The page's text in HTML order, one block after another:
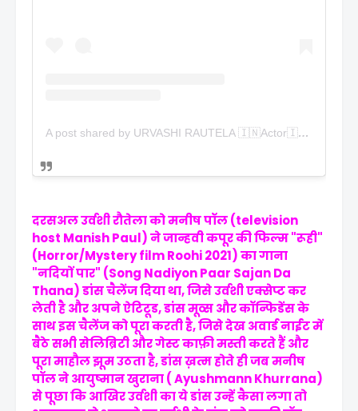
A post shared by URVASHI RAUTELA 🇮🇳Actor🇮🇳 (@urvashirautela)
दरसअल उर्वशी रौतेला को मनीष पॉल (television
host Manish Paul) ने जान्हवी कपूर की फिल्म "रूही"
(Horror/Mystery film Roohi 2021) का गाना
"नदियों पार" (Song Nadiyon Paar Sajan Da
Thana) डांस चैलेंज दिया था, जिसे उर्वशी एक्सेप्ट कर
लेती है और अपने ऐटिटूड, डांस मूव्स और कॉन्फिडेंस के
साथ इस चैलेंज को पूरा करती है, जिसे देख अवार्ड नाईट में
बैठे सभी सेलिब्रिटी और गेस्ट काफ़ी मस्ती करते हैं और
पूरा माहौल झूम उठता है, डांस ख़त्म होते ही जब मनीष
पॉल ने आयुष्मान खुराना ( Ayushmann Khurrana)
से पूछा कि आखिर उर्वशी का ये डांस उन्हें कैसा लगा तो